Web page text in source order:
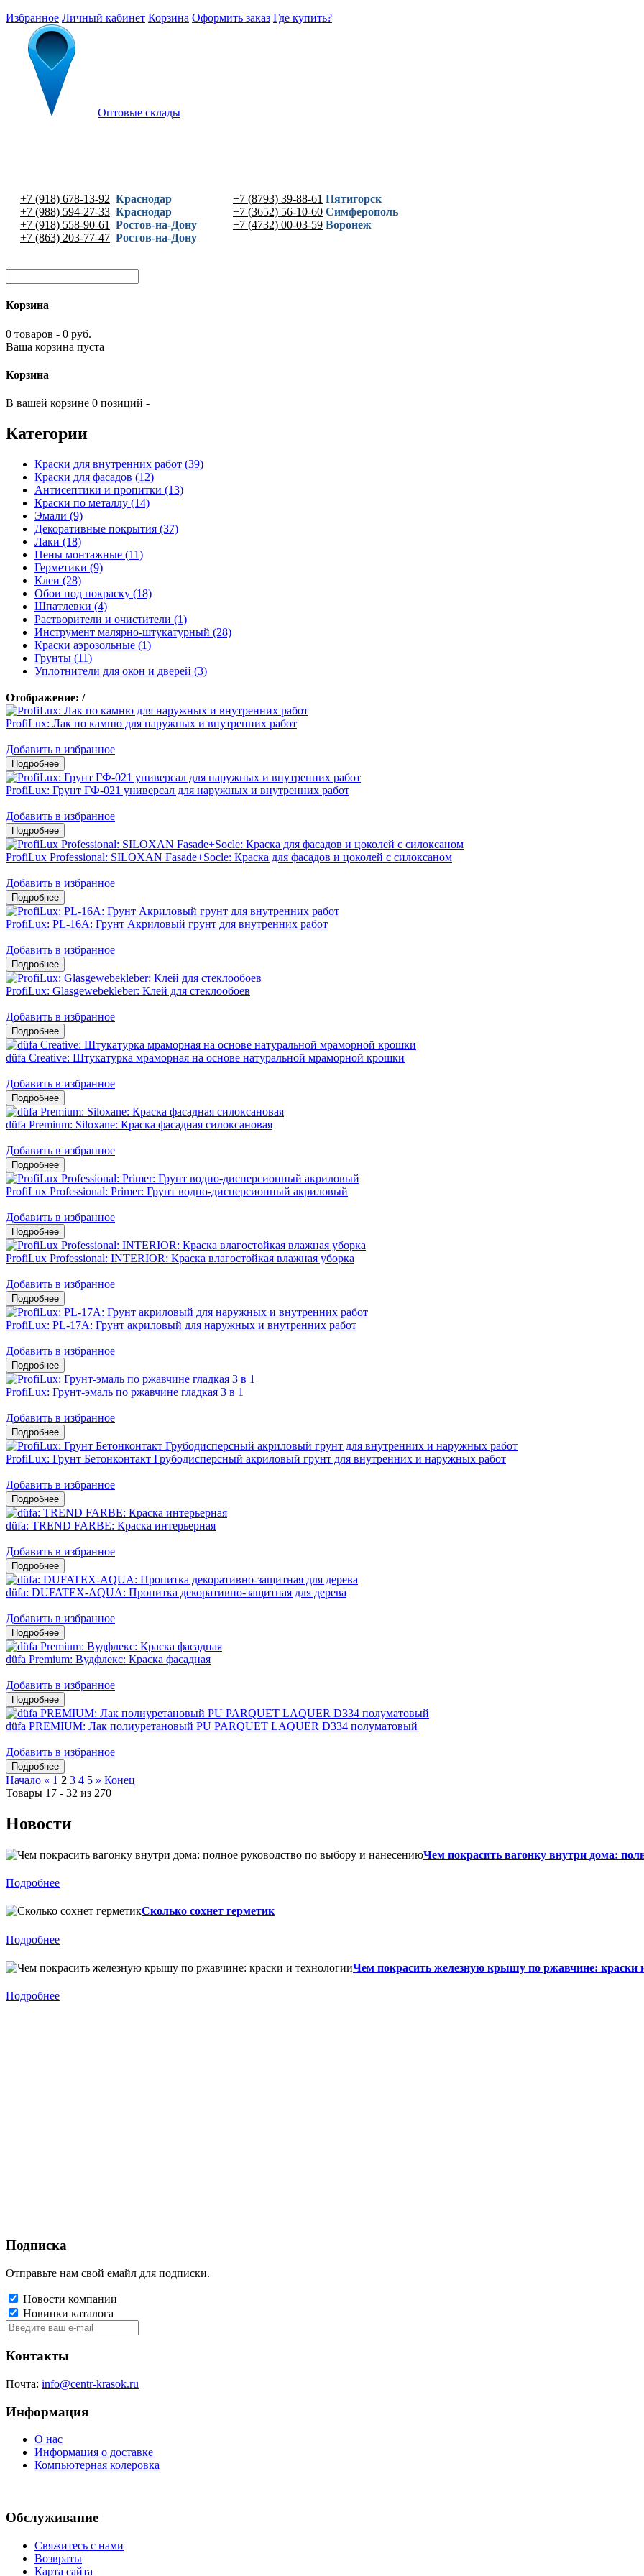
Избранное Личный кабинет Корзина Оформить заказ Где купить?
Оптовые склады
+7 (918) 678-13-92 Краснодар
+7 (988) 594-27-33 Краснодар
+7 (918) 558-90-61
Ростов-на-Дону
+7 (863) 203-77-47 Ростов-на-Дону
+7 (8793) 39-88-61 Пятигорск
+7 (3652) 56-10-60 Симферополь
+7 (4732) 00-03-59 Воронеж
Корзина
0 товаров - 0 руб.
Ваша корзина пуста
Корзина
В вашей корзине 0 позиций -
Категории
Краски для внутренних работ (39)
Краски для фасадов (12)
Антисептики и пропитки (13)
Краски по металлу (14)
Эмали (9)
Декоративные покрытия (37)
Лаки (18)
Пены монтажные (11)
Герметики (9)
Клеи (28)
Обои под покраску (18)
Шпатлевки (4)
Растворители и очистители (1)
Инструмент малярно-штукатурный (28)
Краски аэрозольные (1)
Грунты (11)
Уплотнители для окон и дверей (3)
Отображение: /
ProfiLux: Лак по камню для наружных и внутренних работ
Добавить в избранное
ProfiLux: Грунт ГФ-021 универсал для наружных и внутренних работ
Добавить в избранное
ProfiLux Professional: SILOXAN Fasade+Socle: Краска для фасадов и цоколей c силоксаном
Добавить в избранное
ProfiLux: PL-16A: Грунт Акриловый грунт для внутренних работ
Добавить в избранное
ProfiLux: Glasgewebekleber: Клей для стеклообоев
Добавить в избранное
düfa Creative: Штукатурка мраморная на основе натуральной мраморной крошки
Добавить в избранное
düfa Premium: Siloxane: Краска фасадная силоксановая
Добавить в избранное
ProfiLux Professional: Primer: Грунт водно-дисперсионный акриловый
Добавить в избранное
ProfiLux Professional: INTERIOR: Краска влагостойкая влажная уборка
Добавить в избранное
ProfiLux: PL-17A: Грунт акриловый для наружных и внутренних работ
Добавить в избранное
ProfiLux: Грунт-эмаль по ржавчине гладкая 3 в 1
Добавить в избранное
ProfiLux: Грунт Бетонконтакт Грубодисперсный акриловый грунт для внутренних и наружных работ
Добавить в избранное
düfa: TREND FARBE: Краска интерьерная
Добавить в избранное
düfa: DUFATEX-AQUA: Пропитка декоративно-защитная для дерева
Добавить в избранное
düfa Premium: Вудфлекс: Краска фасадная
Добавить в избранное
düfa PREMIUM: Лак полиуретановый PU PARQUET LAQUER D334 полуматовый
Добавить в избранное
Начало « 1 2 3 4 5 » Конец
Товары 17 - 32 из 270
Новости
Чем покрасить вагонку внутри дома:
Подробнее
Сколько сохнет герметик
Подробнее
Чем покрасить железную крышу по ржавчине: краски
Подробнее
Подписка
Отправьте нам свой емайл для подписки.
Новости компании
Новинки каталога
Контакты
Почта: info@centr-krasok.ru
Информация
О нас
Информация о доставке
Компьютерная колеровка
Обслуживание
Свяжитесь с нами
Возвраты
Карта сайта